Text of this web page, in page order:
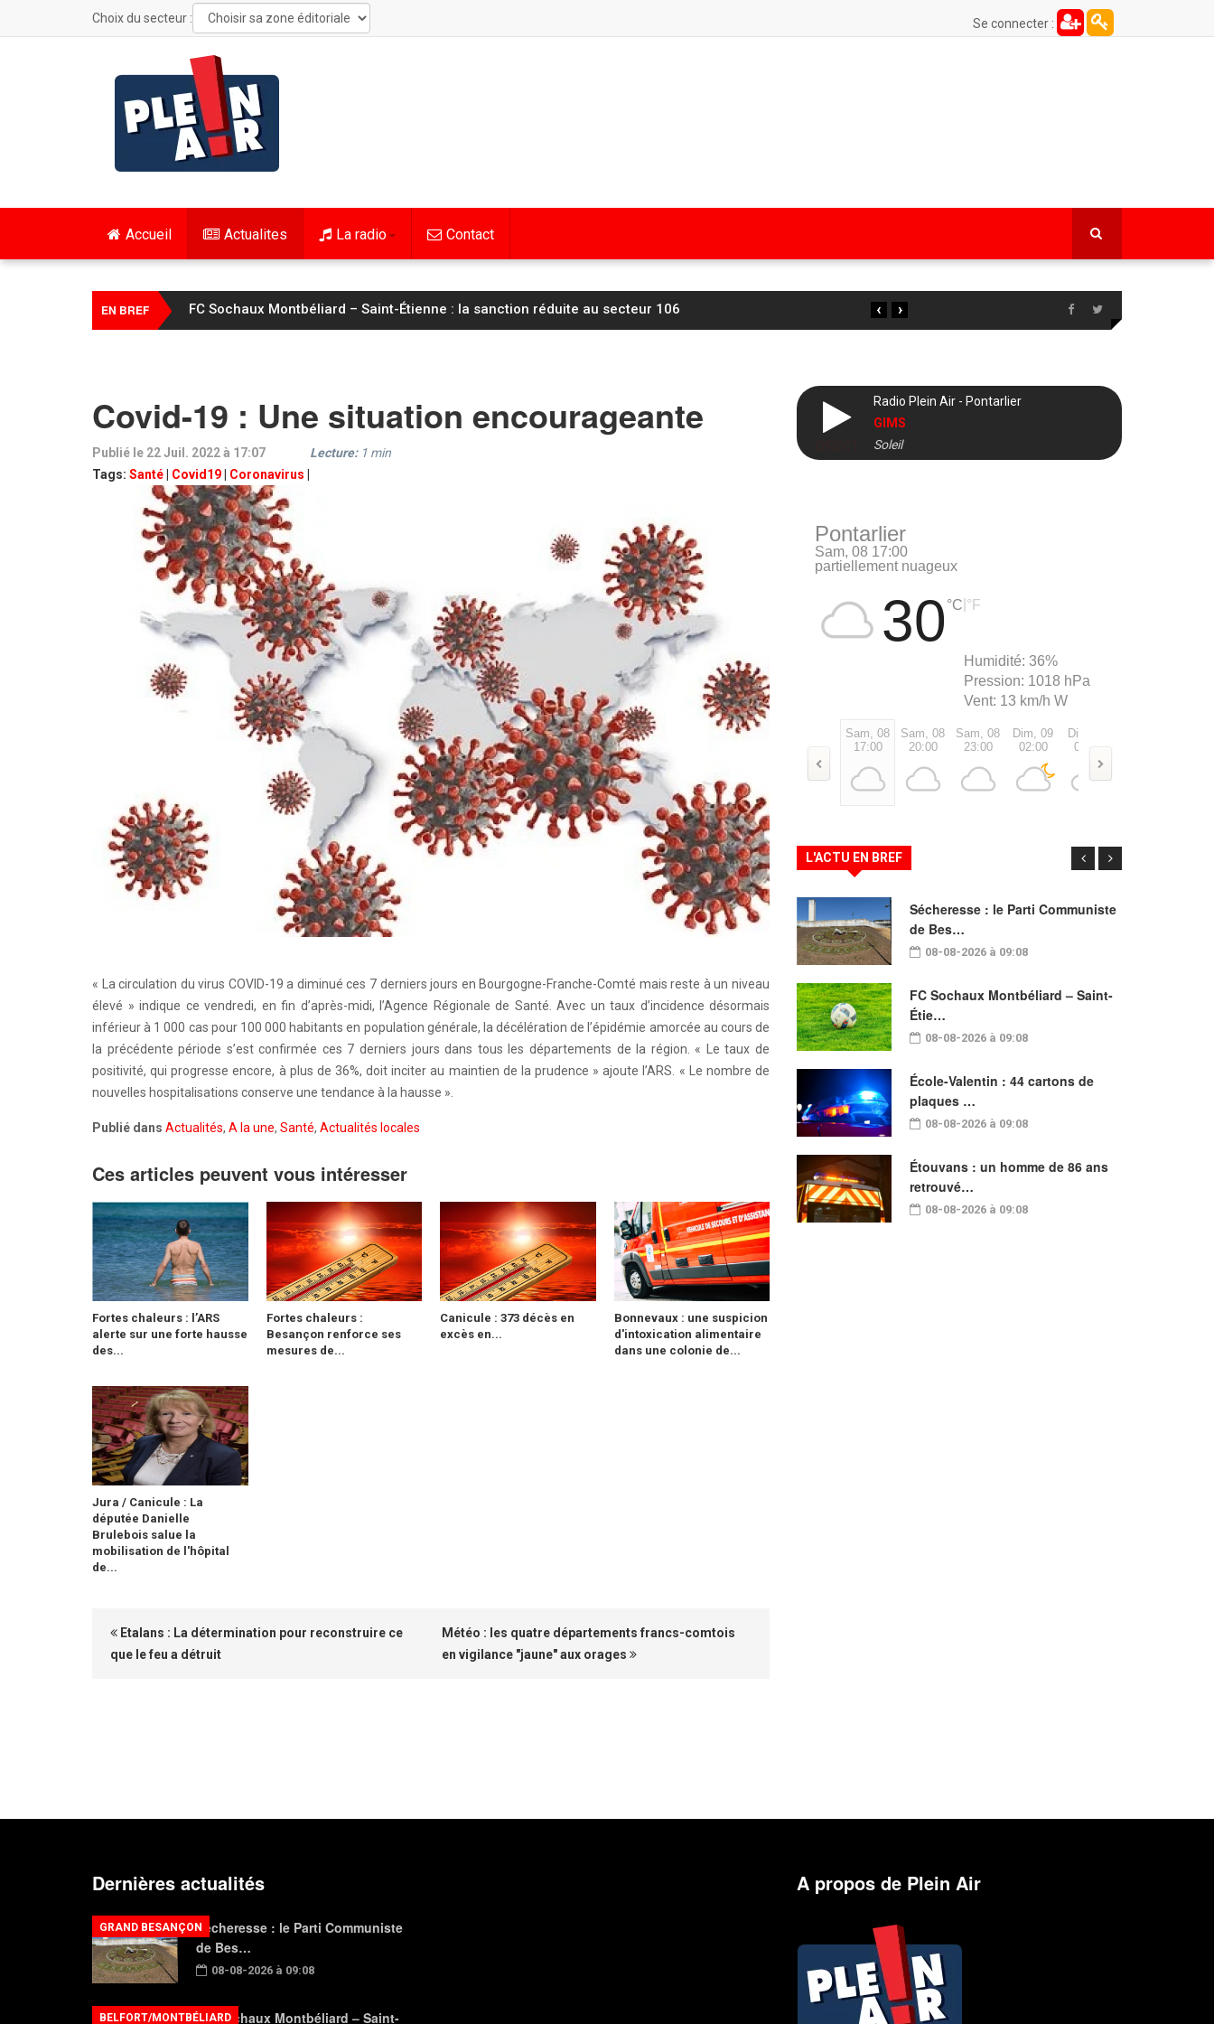
Choix du secteur : Se connecter :
Accueil Actualites La radio Contact
EN BREF FC Sochaux Montbéliard – Saint-Étienne : la sanction réduite au secteur 106 ›
‹
Covid-19 : Une situation encourageante
Publié le 22 Juil. 2022 à 17:07
Tags: Santé Covid19 Coronavirus
Lecture: 1 min
« La circulation du virus COVID-19 a diminué ces 7 derniers jours en Bourgogne-Franche-Comté mais reste à un niveau
élevé » indique ce vendredi, en fin d’après-midi, l’Agence Régionale de Santé. Avec un taux d’incidence désormais
inférieur à 1 000 cas pour 100 000 habitants en population générale, la décélération de l’épidémie amorcée au cours de
la précédente période s’est confirmée ces 7 derniers jours dans tous les départements de la région. « Le taux de
positivité, qui progresse encore, à plus de 36%, doit inciter au maintien de la prudence » ajoute l’ARS. « Le nombre de
nouvelles hospitalisations conserve une tendance à la hausse ».
Publié dans Actualités, A la une, Santé, Actualités locales
Ces articles peuvent vous intéresser
Fortes chaleurs : l’ARS
alerte sur une forte hausse
des...
Fortes chaleurs :
Besançon renforce ses
mesures de...
Canicule : 373 décès en
excès en...
Bonnevaux : une suspicion
d'intoxication alimentaire
dans une colonie de...
Jura / Canicule : La
députée Danielle
Brulebois salue la
mobilisation de l'hôpital
de...
Etalans : La détermination pour reconstruire ce
que le feu a détruit
Météo : les quatre départements francs-comtois
en vigilance "jaune" aux orages
Radio Plein Air - Pontarlier
GIMS
Soleil
Pontarlier
Sam, 08 17:00
partiellement nuageux
30 °C °F
Humidité: 36%
Pression: 1018 hPa
Vent: 13 km/h W
Sam, 08
17:00
Sam, 08
20:00
Sam, 08
23:00
Dim, 09
02:00
Dim, 09
05:00
L'ACTU EN BREF
Sécheresse : le Parti Communiste
de Bes…
08-08-2026 à 09:08
FC Sochaux Montbéliard – Saint-
Étie…
08-08-2026 à 09:08
École-Valentin : 44 cartons de
plaques …
08-08-2026 à 09:08
Étouvans : un homme de 86 ans
retrouvé…
08-08-2026 à 09:08
Dernières actualités
Sécheresse : le Parti Communiste
de Bes…
08-08-2026 à 09:08
GRAND BESANÇON
FC Sochaux Montbéliard – Saint-
BELFORT/MONTBÉLIARD
A propos de Plein Air